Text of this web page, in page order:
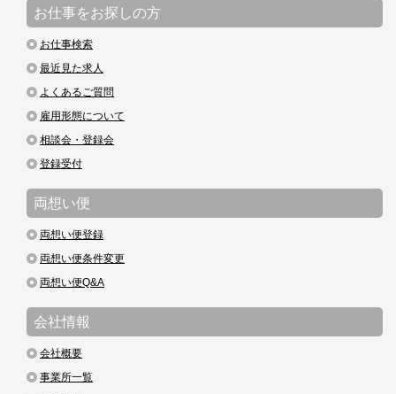
お仕事をお探しの方
お仕事検索
最近見た求人
よくあるご質問
雇用形態について
相談会・登録会
登録受付
両想い便
両想い便登録
両想い便条件変更
両想い便Q&A
会社情報
会社概要
事業所一覧